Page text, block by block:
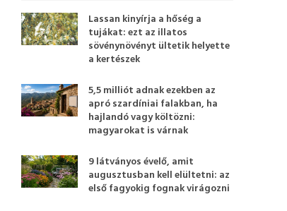
Lassan kinyírja a hőség a
tujákat: ezt az illatos
sövénynövényt ültetik helyette
a kertészek
5,5 milliót adnak ezekben az
apró szardíniai falakban, ha
hajlandó vagy költözni:
magyarokat is várnak
9 látványos évelő, amit
augusztusban kell elültetni: az
első fagyokig fognak virágozni